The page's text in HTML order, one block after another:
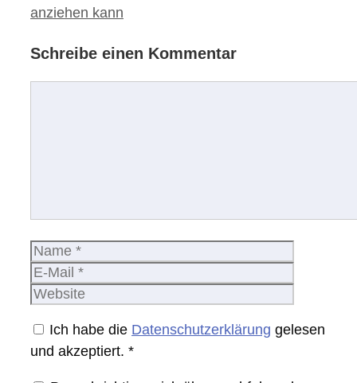
anziehen kann
Schreibe einen Kommentar
Name
Ich habe die Datenschutzerklärung gelesen
und akzeptiert. *